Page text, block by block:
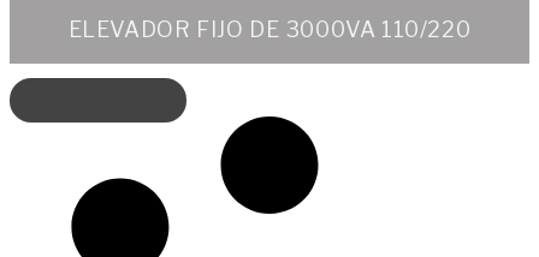
ELEVADOR FIJO DE 3000VA 110/220